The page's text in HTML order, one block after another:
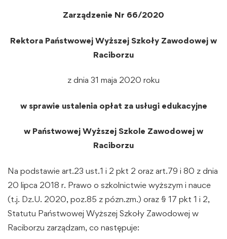
Zarządzenie Nr 66/2020
Rektora Państwowej Wyższej Szkoły Zawodowej w
Raciborzu
z dnia 31 maja 2020 roku
w sprawie ustalenia opłat za usługi edukacyjne
w Państwowej Wyższej Szkole Zawodowej w
Raciborzu
Na podstawie art.23 ust.1 i 2 pkt 2 oraz art.79 i 80 z dnia
20 lipca 2018 r. Prawo o szkolnictwie wyższym i nauce
(t.j. Dz.U. 2020, poz.85 z pózn.zm.) oraz § 17 pkt 1 i 2,
Statutu Państwowej Wyższej Szkoły Zawodowej w
Raciborzu zarządzam, co następuje: